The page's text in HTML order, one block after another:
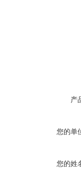
产
您的单
您的姓